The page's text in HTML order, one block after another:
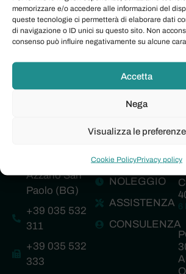
memorizzare e/o accedere alle informazioni del
queste tecnologie ci permetterà di elaborare dati
di navigazione o ID unici su questo sito. Non
consenso può influire negativamente su alcune
Accetta
Nega
Visualizza le preferenze
Cookie PolicyPrivacy policy
finanziarie attraverso l’accesso a
nelle loro varie forme: contributi
perduto o in conto interessi,
Province e […]
Azzano San
Paolo (BG)
+39 035 532
311
+39 035 532
333
Servizi
VENDITA
NOLEGGIO
ASSISTENZA
CONSULENZA
6